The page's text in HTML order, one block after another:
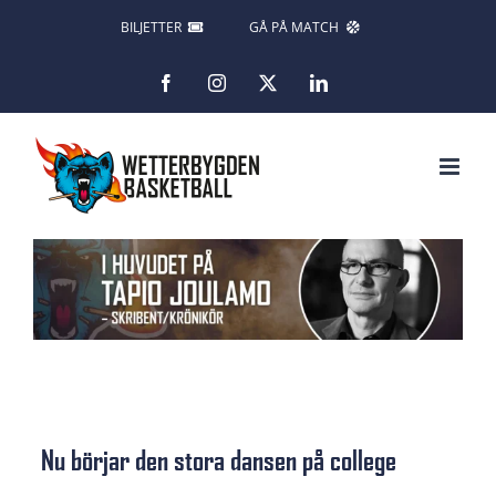
BILJETTER GÅ PÅ MATCH
FacebookInstagram LinkedIn
Nu börjar den stora dansen på college